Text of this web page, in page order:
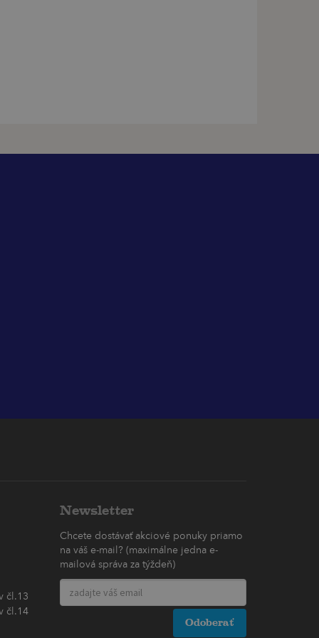
čl.13
čl.14
Newsletter
Chcete dostávať akciové ponuky priamo
na váš e-mail? (maximálne jedna e-
mailová správa za týždeň)
Odoberať